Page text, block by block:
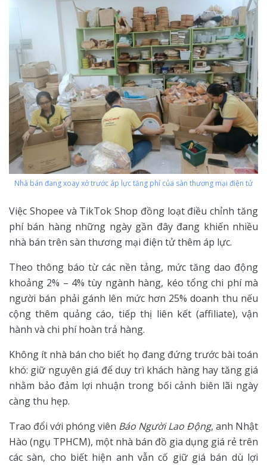
Nhà bán đang xoay xở trước áp lực tăng phí của sàn thương mại điện tử
Việc Shopee và TikTok Shop đồng loạt điều chỉnh tăng
phí bán hàng những ngày gần đây đang khiến nhiều
nhà bán trên sàn thương mại điện tử thêm áp lực.
Theo thông báo từ các nền tảng, mức tăng dao động
khoảng 2% – 4% tùy ngành hàng, kéo tổng chi phí mà
người bán phải gánh lên mức hơn 25% doanh thu nếu
cộng thêm quảng cáo, tiếp thị liên kết (affiliate), vận
hành và chi phí hoàn trả hàng.
Không ít nhà bán cho biết họ đang đứng trước bài toán
khó: giữ nguyên giá để duy trì khách hàng hay tăng giá
nhằm bảo đảm lợi nhuận trong bối cảnh biên lãi ngày
càng thu hẹp.
Trao đổi với phóng viên Báo Người Lao Động, anh Nhật
Hào (ngụ TPHCM), một nhà bán đồ gia dụng giá rẻ trên
các sàn, cho biết hiện anh vẫn cố giữ giá bán dù lợi